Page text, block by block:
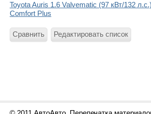
Toyota Auris 1.6 Valvematic (97 кВт/132
Comfort Plus
Сравнить Редактировать список